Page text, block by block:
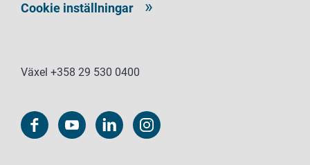
Cookie inställningar
Växel +358 29 530 0400